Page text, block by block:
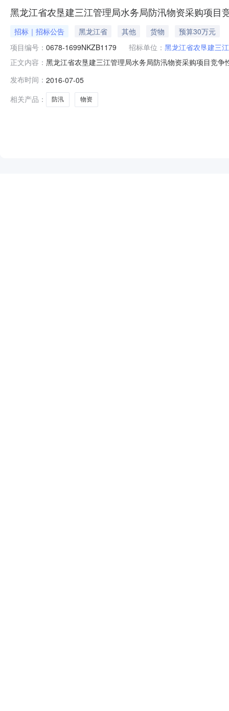
黑龙江省农垦建三江管理局水务局防汛物资采购项目
招标｜招标公告 黑龙江省 其他 货物
预算30万元
项目编号： 0678-1699NKZB1179 招标单位： 黑龙江省农垦建三
正文内容： 黑龙江省农垦建三江管理局水务局防汛物资采购项目竞
中心十二楼标书出售室获取谈判文件的时间2016年07月
发布时间： 2016-07-05
相关产品：
防汛 物资